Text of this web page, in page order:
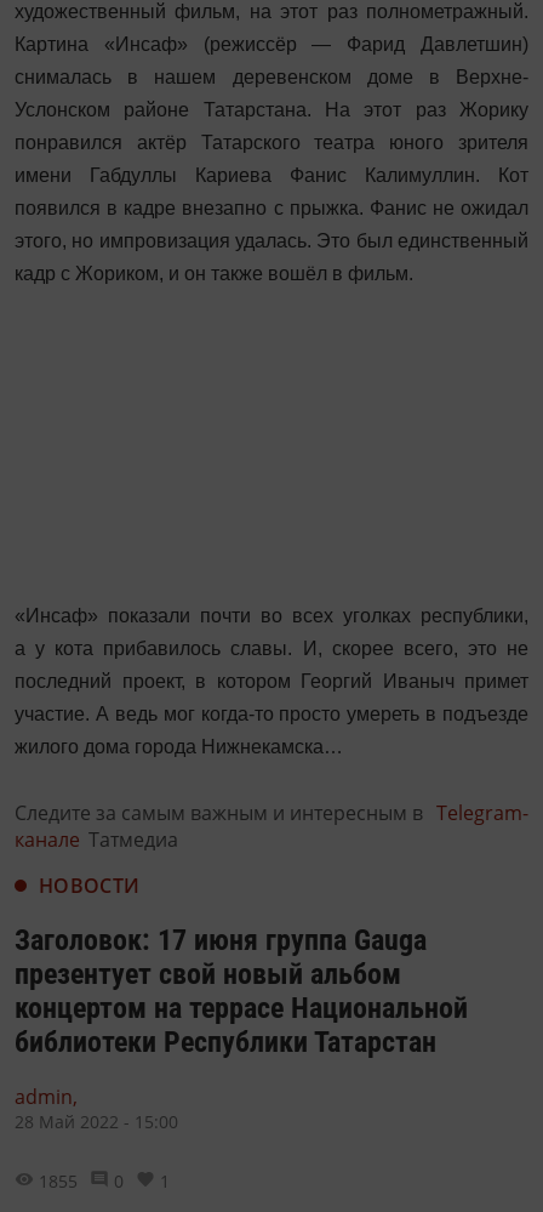
художественный фильм, на этот раз полнометражный.
Картина «Инсаф» (режиссёр — Фарид Давлетшин)
снималась в нашем деревенском доме в Верхне-
Услонском районе Татарстана. На этот раз Жорику
понравился актёр Татарского театра юного зрителя
имени Габдуллы Кариева Фанис Калимуллин. Кот
появился в кадре внезапно с прыжка. Фанис не ожидал
этого, но импровизация удалась. Это был единственный
кадр с Жориком, и он также вошёл в фильм.
«Инсаф» показали почти во всех уголках республики,
а у кота прибавилось славы. И, скорее всего, это не
последний проект, в котором Георгий Иваныч примет
участие. А ведь мог когда-то просто умереть в подъезде
жилого дома города Нижнекамска…
Следите за самым важным и интересным в Telegram-
канале Татмедиа
НОВОСТИ
Заголовок: 17 июня группа Gauga
презентует свой новый альбом
концертом на террасе Национальной
библиотеки Республики Татарстан
admin,
28 Май 2022 - 15:00
1855 0 1